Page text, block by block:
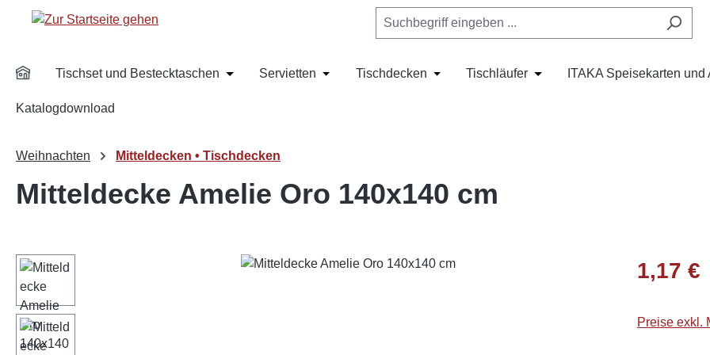
Hauptinhalt springen
Zur Suche springen
Zur Hauptnavigation springen
Tischset und Bestecktaschen Öffne oder Schließe das Dropdown der Kategorie Tischset und Bestecktaschen
Servietten Öffne oder Schließe das Dropdown der Kategorie Servietten
Tischdecken Öffne oder Schließe das Dropdown der
Tischläufer Öffne oder Schließe das
ITAKA Speisekarten und
Katalogdownload
Weihnachten Mitteldecken • Tischdecken
Mitteldecke Amelie Oro 140x140 cm
Bildergalerie überspringen Regulärer
1,17 €
Preise exkl.